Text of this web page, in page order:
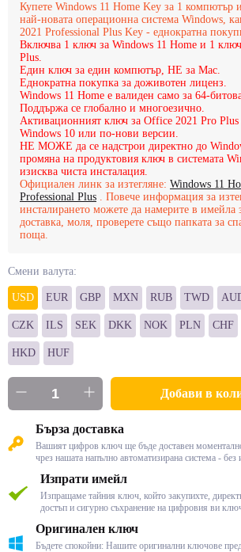
Купете Windows 11 Home Key за 1 компютър
най-новата операционна система Windows,
2021 Professional Plus Key - еднократна
Включва 1 ключ за Windows 11 Home и 1
Plus.
Един ключ за един компютър, НЕ за Mac.
Еднократна покупка за доживотен лиценз.
Windows 11 Home е валиден само за 64-
Поддържа се глобално и многоезично.
Активационният ключ за Office 2021 Pro Plus
Windows 10 или по-нови версии.
НЕ МОЖЕ да се надстрои директно до
промяна на продуктовия ключ в системата
изисква чиста инсталация.
Официален линк за изтегляне: Windows 11
Professional Plus . Повече информация за
инсталирането можете да намерите в имейла
доставка, моля, проверете също папката за
поща.
Смени валута:
USD EUR GBP MXN RUB TWD
CZK ILS SEK DKK NOK PLN CHF
HKD HUF
Добави в
Бърза доставка
Вашият цифров ключ ще бъде доставен
чрез нашата напълно автоматизирана система - без
Изпрати имейл
Изпращаме тайния ключ, който закупихте,
достъп и сигурно съхранение на цифровия ви
Оригинален ключ
Бъдете спокойни: Нашите оригинални ключове